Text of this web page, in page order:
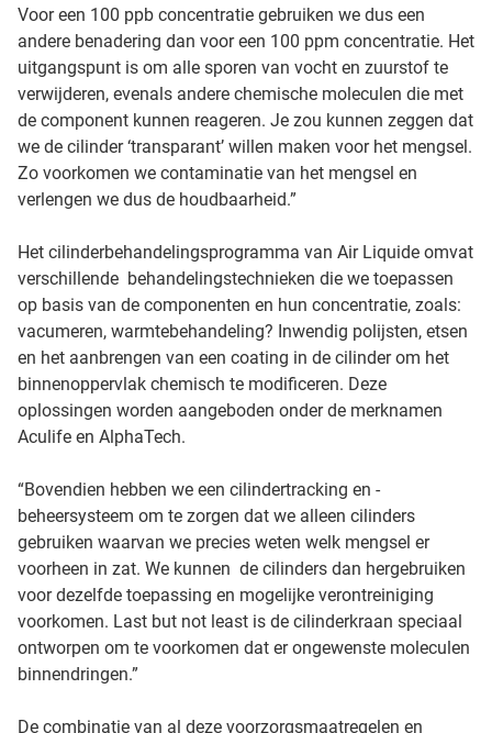
Voor een 100 ppb concentratie gebruiken we dus een
andere benadering dan voor een 100 ppm concentratie. Het
uitgangspunt is om alle sporen van vocht en zuurstof te
verwijderen, evenals andere chemische moleculen die met
de component kunnen reageren. Je zou kunnen zeggen dat
we de cilinder ‘transparant’ willen maken voor het mengsel.
Zo voorkomen we contaminatie van het mengsel en
verlengen we dus de houdbaarheid.”
Het cilinderbehandelingsprogramma van Air Liquide omvat
verschillende behandelingstechnieken die we toepassen
op basis van de componenten en hun concentratie, zoals:
vacumeren, warmtebehandeling? Inwendig polijsten, etsen
en het aanbrengen van een coating in de cilinder om het
binnenoppervlak chemisch te modificeren. Deze
oplossingen worden aangeboden onder de merknamen
Aculife en AlphaTech.
“Bovendien hebben we een cilindertracking en -
beheersysteem om te zorgen dat we alleen cilinders
gebruiken waarvan we precies weten welk mengsel er
voorheen in zat. We kunnen de cilinders dan hergebruiken
voor dezelfde toepassing en mogelijke verontreiniging
voorkomen. Last but not least is de cilinderkraan speciaal
ontworpen om te voorkomen dat er ongewenste moleculen
binnendringen.”
De combinatie van al deze voorzorgsmaatregelen en